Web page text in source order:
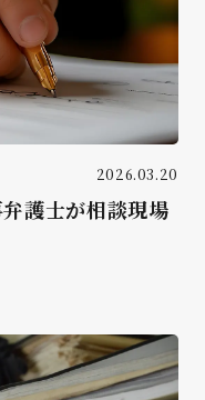
2026.03.20
護士が相談現場